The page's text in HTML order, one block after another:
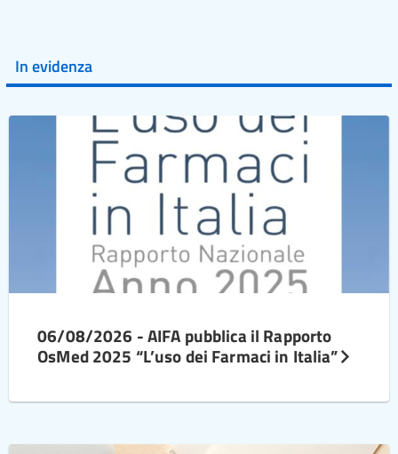
In evidenza
06/08/2026 - AIFA pubblica il Rapporto
OsMed 2025 “L’uso dei Farmaci in Italia”